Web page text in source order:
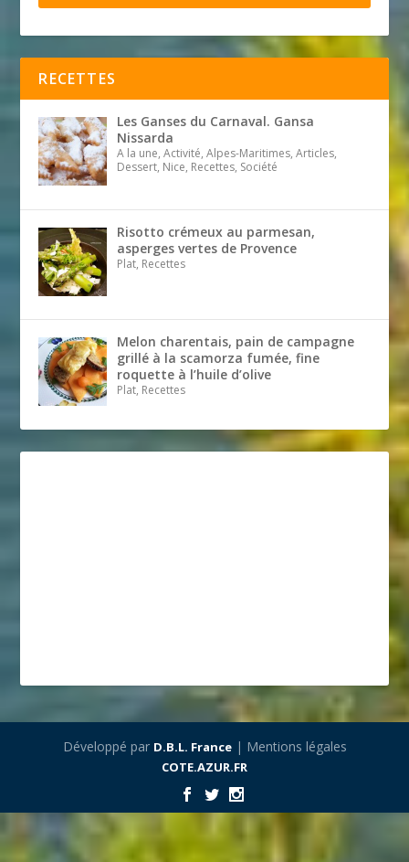
RECETTES
Les Ganses du Carnaval. Gansa
Nissarda
A la une, Activité, Alpes-Maritimes, Articles,
Dessert, Nice, Recettes, Société
Risotto crémeux au parmesan,
asperges vertes de Provence
Plat, Recettes
Melon charentais, pain de campagne
grillé à la scamorza fumée, fine
roquette à l’huile d’olive
Plat, Recettes
Développé par D.B.L. France| Mentions légales
COTE.AZUR.FR